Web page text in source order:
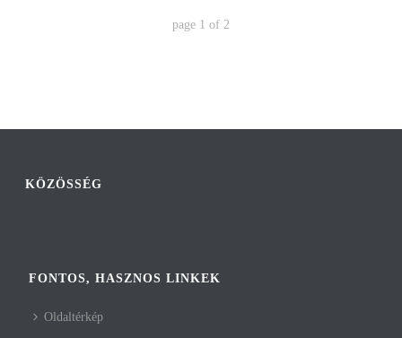
page 1 of 2
KÖZÖSSÉG
FONTOS, HASZNOS LINKEK
Oldaltérkép